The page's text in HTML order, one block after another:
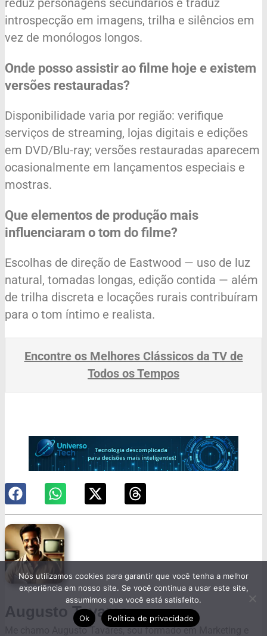
reduz personagens secundários e traduz
introspecção em imagens, trilha e silêncios em
vez de monólogos longos.
Onde posso assistir ao filme hoje e existem
versões restauradas?
Disponibilidade varia por região: verifique
serviços de streaming, lojas digitais e edições
em DVD/Blu-ray; versões restauradas aparecem
ocasionalmente em lançamentos especiais e
mostras.
Que elementos de produção mais
influenciaram o tom do filme?
Escolhas de direção de Eastwood — uso de luz
natural, tomadas longas, edição contida — além
de trilha discreta e locações rurais contribuíram
para o tom íntimo e realista.
Encontre os Melhores Clássicos da TV de
Todos os Tempos
Augusto Tavares
Me chamo Augusto Tavares, sou formado em Marketing e
Nós utilizamos cookies para garantir que você tenha a melhor
experiência em nosso site. Se você continua a usar este site,
assumimos que você está satisfeito.
Ok
Política de privacidade